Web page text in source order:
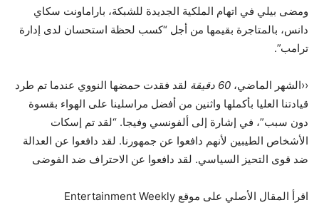
ومضى بيلي في اتهام الملكية الجديدة للشبكة، باراماونت سكاي
دانس، بالمتاجرة بقيمها من أجل “كسب لحظة استحسان لدى إدارة
ترامب”.
‹‹الشهر الماضي، 60 دقيقة
لقد فقدت حمضها النووي عندما تم طرد
قيادتنا العليا بأكملها واثنين من أفضل مراسلينا على الهواء بقسوة
دون سبب”، في إشارة إلى ألفونسي وفيجا. “لقد تم إسكات
الأشخاص الطيبين لأنهم دافعوا عن جمهورنا. لقد دافعوا عن العدالة
ضد قوى التحيز السياسي. لقد دافعوا عن الاحتراف ضد الفوضى
اقرأ المقال الأصلي على موقع Entertainment Weekly